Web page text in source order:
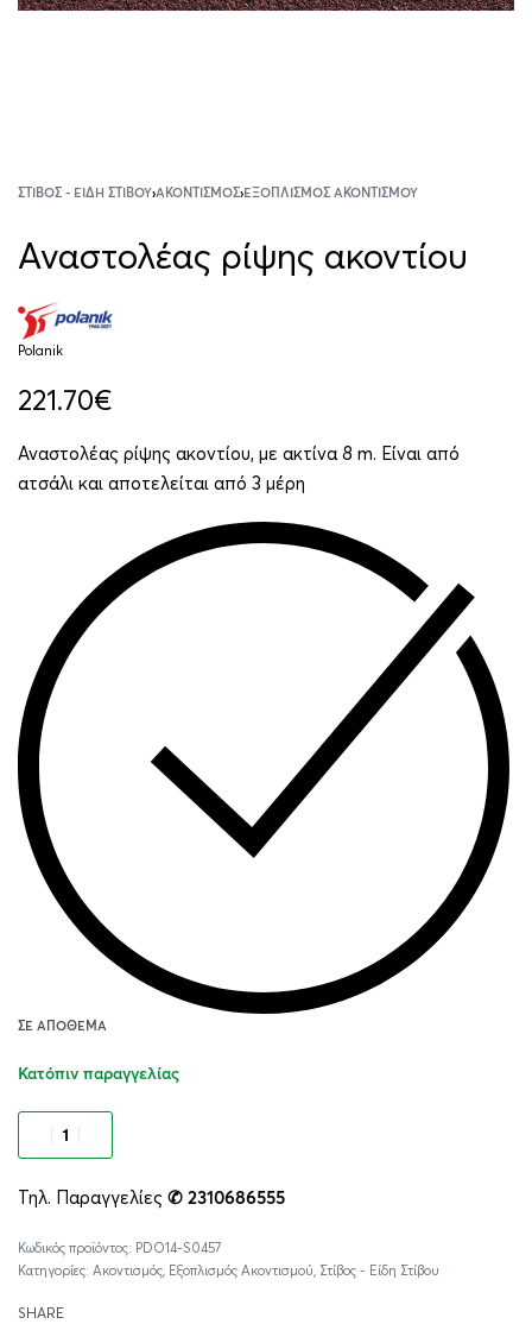
ΣΤΊΒΟΣ - ΕΊΔΗ ΣΤΊΒΟΥ›ΑΚΟΝΤΙΣΜΌΣ›ΕΞΟΠΛΙΣΜΌΣ ΑΚΟΝΤΙΣΜΟΎ
Αναστολέας ρίψης ακοντίου
Polanik
221.70€
Αναστολέας ρίψης ακοντίου, με ακτίνα 8 m. Είναι από
ατσάλι και αποτελείται από 3 μέρη
ΣΕ ΑΠΌΘΕΜΑ
Κατόπιν παραγγελίας
Τηλ. Παραγγελίες ✆ 2310686555
PDO14-S0457
Κατηγορίες: Ακοντισμός Εξοπλισμός Ακοντισμού Στίβος - Είδη Στίβου
SHARE